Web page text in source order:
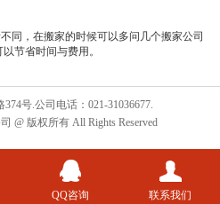
同，在搬家的时候可以多问几个搬家公司
节省时间与费用。
号.公司电话：021-31036677.
@ 版权所有 All Rights Reserved
QQ咨询 联系我们